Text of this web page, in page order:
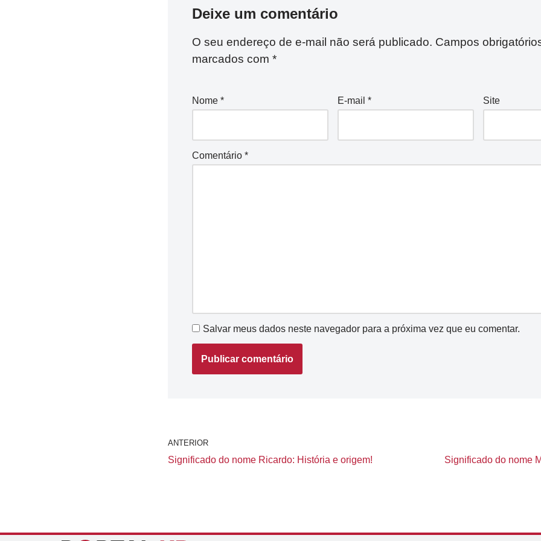
Deixe um comentário
O seu endereço de e-mail não será publicado. Campos
marcados com *
Nome * E-mail * Site
Comentário *
Salvar meus dados neste navegador para a próxima vez que eu comentar.
ANTERIOR
Significado do nome Ricardo: História e origem! Significado do nome